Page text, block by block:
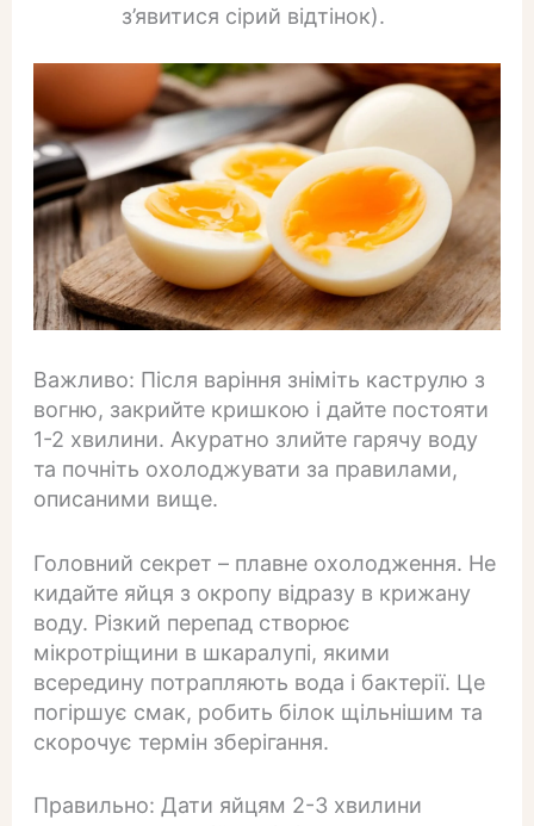
з’явитися сірий відтінок).
Важливо: Після варіння зніміть каструлю з
вогню, закрийте кришкою і дайте постояти
1-2 хвилини. Акуратно злийте гарячу воду
та почніть охолоджувати за правилами,
описаними вище.
Головний секрет – плавне охолодження. Не
кидайте яйця з окропу відразу в крижану
воду. Різкий перепад створює
мікротріщини в шкаралупі, якими
всередину потрапляють вода і бактерії. Це
погіршує смак, робить білок щільнішим та
скорочує термін зберігання.
Правильно: Дати яйцям 2-3 хвилини